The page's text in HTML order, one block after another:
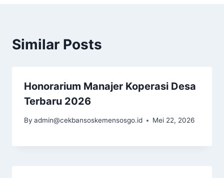
Similar Posts
Honorarium Manajer Koperasi Desa
Terbaru 2026
By admin@cekbansoskemensosgo.id Mei 22, 2026